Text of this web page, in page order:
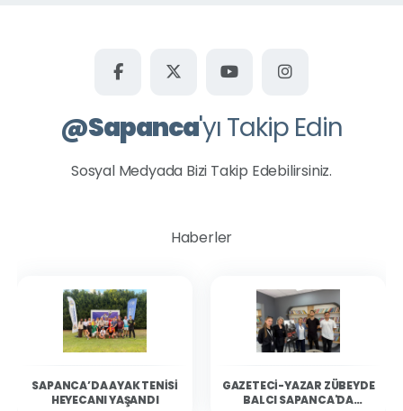
@Sapanca'yı Takip Edin
Sosyal Medyada Bizi Takip Edebilirsiniz.
Haberler
SAPANCA’DA AYAK TENISI
HEYECANI YAŞANDI
GAZETECI-YAZAR ZÜBEYDE
BALCI SAPANCA'DA